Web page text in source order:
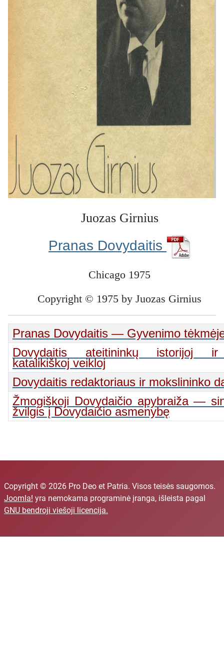
Juozas Girnius
Pranas Dovydaitis
Chicago 1975
Copyright © 1975 by Juozas Girnius
Pranas Dovydaitis — Gyvenimo
Dovydaitis ateitininkų istorijoj
katalikiškoj veikloj
Dovydaitis redaktoriaus ir mokslininko
Žmogiškoji Dovydaičio apybraiža —
žvilgis į Dovydaičio asmenybę
Copyright © 2026 Pro Deo et Patria. Visos teisės saugomos.
Joomla! yra nemokama programinė įranga, išleista pagal
GNU bendroji viešoji licencija.